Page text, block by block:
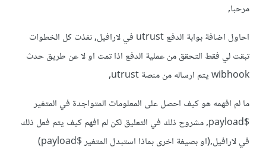
مرحبا,
احاول اضافة بوابة الدفع utrust في لارافيل, نفذت كل الخطوات
تبقت لي فقط التحقق من عملية الدفع اذا تمت او لا عن طريق حدث
wibhook يتم ارساله من منصة utrust,
ما لم افهمه هو كيف احصل على المعلومات المتواجدة في المتغير
$payload, مشروح ذلك في التعليق لكن لم افهم كيف يتم فعل ذلك
في لارافيل,(او بصيغة اخرى بماذا استبدل المتغير $payload)